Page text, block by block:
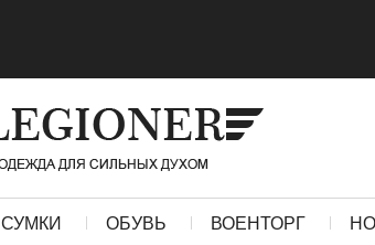
СУМКИ ОБУВЬ ВОЕНТОРГ